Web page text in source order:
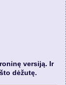
versiją. Ir
dėžutę.